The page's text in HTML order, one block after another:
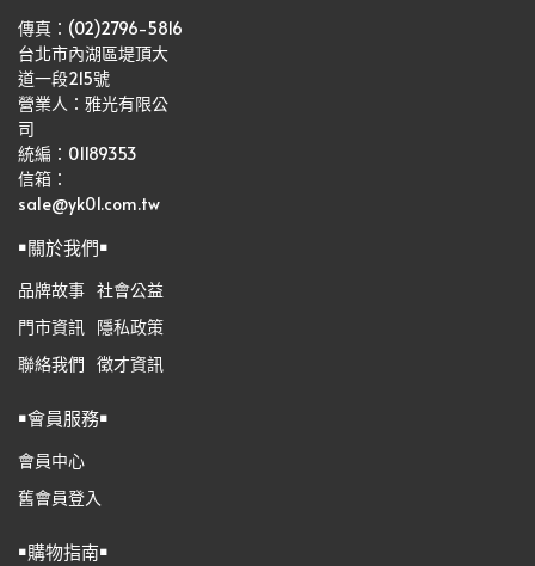
傳真：(02)2796-5816
台北市內湖區堤頂大
道一段215號
營業人：雅光有限公
司
統編：01189353
信箱：
sale@yk01.com.tw
￭關於我們￭
品牌故事 社會公益
門市資訊
隱私政策
聯絡我們 徵才資訊
￭會員服務￭
會員中心
舊會員登入
￭購物指南￭